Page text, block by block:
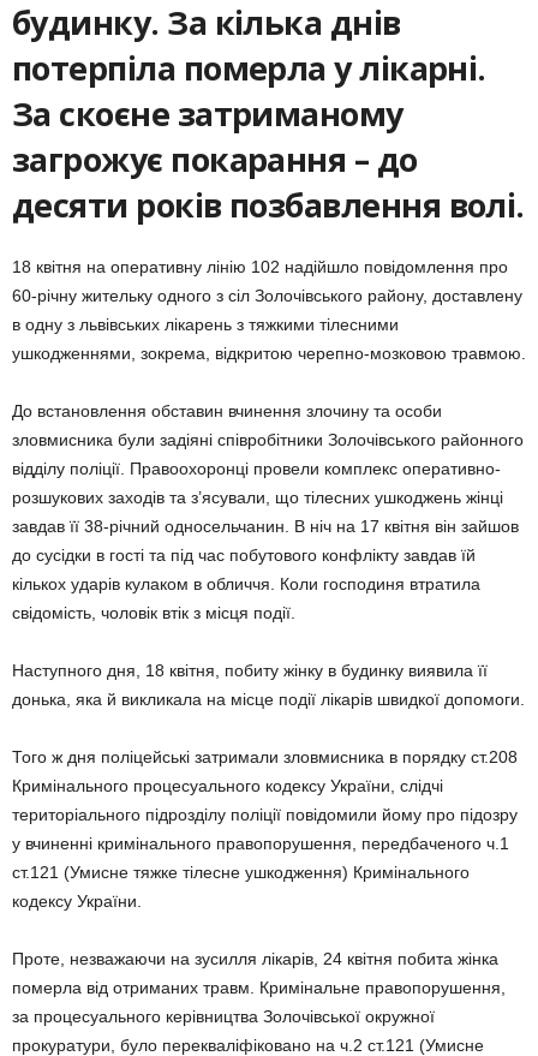
будинку. За кілька днів
потерпіла померла у лікарні.
За скоєне затриманому
загрожує покарання – до
десяти років позбавлення волі.
18 квітня на оперативну лінію 102 надійшло повідомлення про
60-річну жительку одного з сіл Золочівського району, доставлену
в одну з львівських лікарень з тяжкими тілесними
ушкодженнями, зокрема, відкритою черепно-мозковою травмою.
До встановлення обставин вчинення злочину та особи
зловмисника були задіяні співробітники Золочівського районного
відділу поліції. Правоохоронці провели комплекс оперативно-
розшукових заходів та з’ясували, що тілесних ушкоджень жінці
завдав її 38-річний односельчанин. В ніч на 17 квітня він зайшов
до сусідки в гості та під час побутового конфлікту завдав їй
кількох ударів кулаком в обличчя. Коли господиня втратила
свідомість, чоловік втік з місця події.
Наступного дня, 18 квітня, побиту жінку в будинку виявила її
донька, яка й викликала на місце події лікарів швидкої допомоги.
Того ж дня поліцейські затримали зловмисника в порядку ст.208
Кримінального процесуального кодексу України, слідчі
територіального підрозділу поліції повідомили йому про підозру
у вчиненні кримінального правопорушення, передбаченого ч.1
ст.121 (Умисне тяжке тілесне ушкодження) Кримінального
кодексу України.
Проте, незважаючи на зусилля лікарів, 24 квітня побита жінка
померла від отриманих травм. Кримінальне правопорушення,
за процесуального керівництва Золочівської окружної
прокуратури, було перекваліфіковано на ч.2 ст.121 (Умисне